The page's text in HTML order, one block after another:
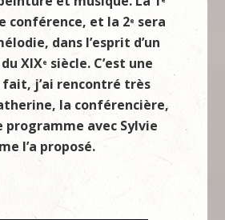
conférence, et la 2e sera
dans l’esprit d’un
XIXe siècle. C’est une
j’ai rencontré très
la conférencière,
programme avec Sylvie
l’a proposé.